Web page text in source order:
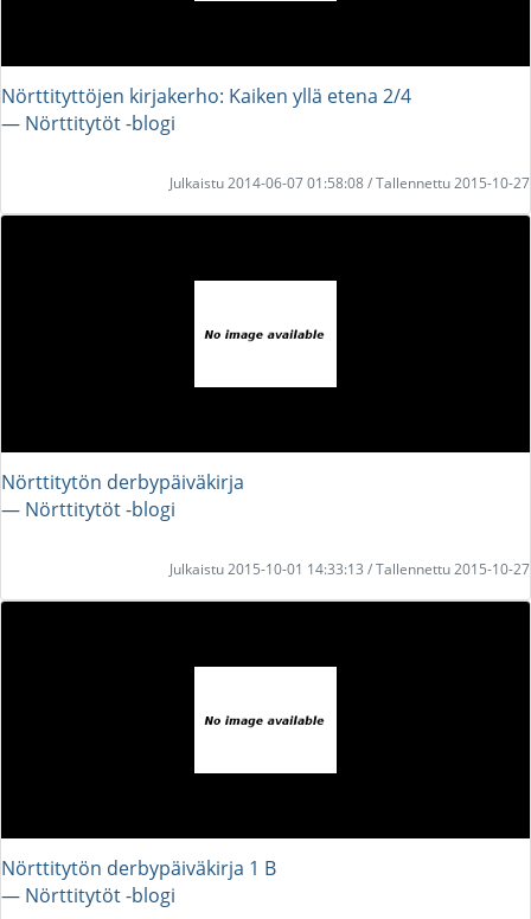
Nörttityttöjen kirjakerho: Kaiken yllä etena 2/4
― Nörttitytöt -blogi
Julkaistu 2014-06-07 01:58:08 / Tallennettu 2015-10-27
Nörttitytön derbypäiväkirja
― Nörttitytöt -blogi
Julkaistu 2015-10-01 14:33:13 / Tallennettu 2015-10-27
Nörttitytön derbypäiväkirja 1 B
― Nörttitytöt -blogi